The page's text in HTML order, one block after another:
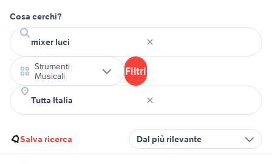
Cosa cerchi?
Strumenti
Musicali
Filtri
Salva ricerca Dal più rilevante